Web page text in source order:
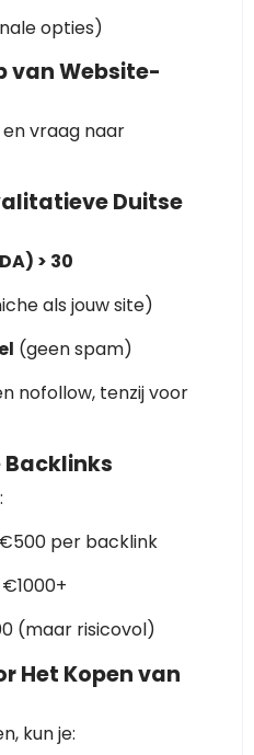
opties)
van Website-
vraag naar
Duitse
> 30
als jouw site)
(geen spam)
nofollow, tenzij voor
Backlinks
per backlink
(maar risicovol)
Het Kopen van
kun je: